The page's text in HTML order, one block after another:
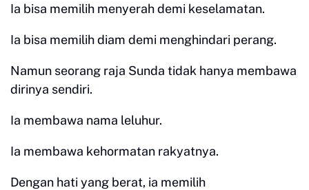
Ia bisa memilih menyerah demi keselamatan.
Ia bisa memilih diam demi menghindari perang.
Namun seorang raja Sunda tidak hanya membawa
dirinya sendiri.
Ia membawa nama leluhur.
Ia membawa kehormatan rakyatnya.
Dengan hati yang berat, ia memilih